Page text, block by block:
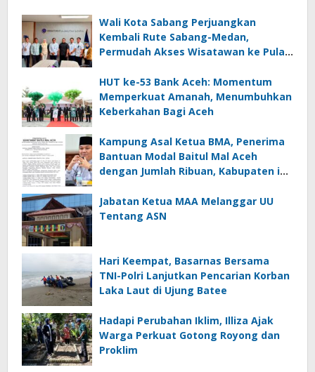
Wali Kota Sabang Perjuangkan
Kembali Rute Sabang-Medan,
Permudah Akses Wisatawan ke Pulau
HUT ke-53 Bank Aceh: Momentum
Memperkuat Amanah, Menumbuhkan
Keberkahan Bagi Aceh
Kampung Asal Ketua BMA, Penerima
Bantuan Modal Baitul Mal Aceh
dengan Jumlah Ribuan, Kabupaten ini
Jabatan Ketua MAA Melanggar UU
Tentang ASN
Hari Keempat, Basarnas Bersama
TNI-Polri Lanjutkan Pencarian Korban
Laka Laut di Ujung Batee
Hadapi Perubahan Iklim, Illiza Ajak
Warga Perkuat Gotong Royong dan
Proklim